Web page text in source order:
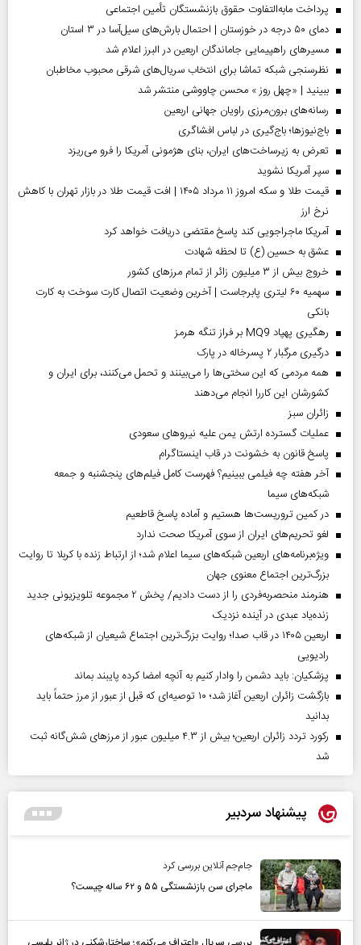
پرداخت مابه‌التفاوت حقوق بازنشستگان تأمین اجتماعی
دمای ۵۰ درجه در خوزستان | احتمال بارش‌های سیل‌آسا در ۳ استان
مسیر‌های راهپیمایی جاماندگان اربعین در البرز اعلام شد
نظرسنجی شبکه تماشا برای انتخاب سریال‌های شرقی محبوب مخاطبان
ببینید | «چهل روز » محسن چاووشی منتشر شد
رسانه‌های برون‌مرزی راویان جهانی اربعین
باج‌نیوزها؛ باج‌گیری در لباس افشاگری
تعرض به زیرساخت‌های ایران، بنای هژمونی آمریکا را فرو می‌ریزد
سپر آمریکا نشوید
قیمت طلا و سکه امروز ۱۱ مرداد ۱۴۰۵ | افت قیمت طلا در بازار تهران با کاهش
نرخ ارز
آمریکا ماجراجویی کند پاسخ مقتضی دریافت خواهد کرد
عشق به حسین (ع) تا لحظه شهادت
خروج بیش از ۳ میلیون زائر از تمام مرز‌های کشور
سهمیه ۶۰ لیتری پابرجاست | آخرین وضعیت اتصال کارت سوخت به کارت
بانکی
رهگیری پهپاد MQ9 بر فراز تنگه هرمز
درگیری مرگبار ۲ پسرخاله در پارک
همه مردمی که این سختی‌ها را می‌بینند و تحمل می‌کنند، برای ایران و
کشورشان این کاررا انجام می‌دهند
‌زائران سبز
عملیات گسترده ارتش یمن علیه نیروهای سعودی
پاسخ قانون به خشونت در قاب اینستاگرام
آخر هفته چه فیلمی ببینیم؟ فهرست کامل فیلم‌های پنجشنبه و جمعه
شبکه‌های سیما
در کمین تروریست‌ها هستیم و آماده پاسخ قاطعیم
لغو تحریم‌های ایران از سوی آمریکا صحت ندارد
ویژه‌برنامه‌های اربعین شبکه‌های سیما اعلام شد؛ از ارتباط زنده با کربلا تا روایت
بزرگ‌ترین اجتماع معنوی جهان
هنرمند منحصر‌به‌فردی را از دست دادیم/ پخش ۲ مجموعه تلویزیونی جدید
زنده‌یاد عبدی در آینده نزدیک
اربعین ۱۴۰۵ در قاب صدا؛ روایت بزرگ‌ترین اجتماع شیعیان از شبکه‌های
رادیویی
پزشکیان: باید دشمن را وادار کنیم به آنچه امضا کرده پایبند بماند
بازگشت زائران اربعین آغاز شد؛ ۱۰ توصیه‌ای که قبل از عبور از مرز حتماً باید
بدانید
رکورد تردد زائران اربعین؛ بیش از ۴.۳ میلیون عبور از مرزهای شش‌گانه ثبت
شد
پیشنهاد سردبیر
جام‌جم آنلاین بررسی کرد
ماجرای سن بازنشستگی ۵۵ و ۶۲ ساله چیست؟